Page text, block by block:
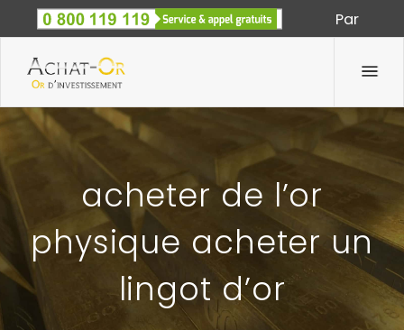
Par
Spécialiste des métaux précieux depuis 1933
acheter de l’or
physique acheter un
lingot d’or